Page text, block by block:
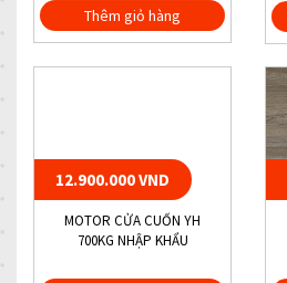
Thêm giỏ hàng
12.900.000 VND
MOTOR CỬA CUỐN YH
700KG NHẬP KHẨU